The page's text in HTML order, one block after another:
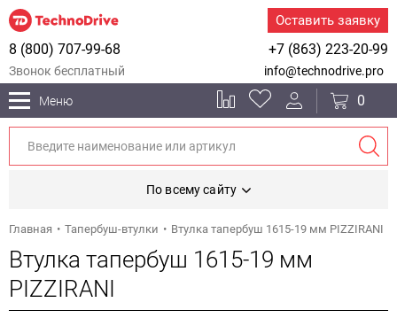
Оставить заявку
+7 (863) 223-20-99
8 (800) 707-99-68
Звонок бесплатный info@technodrive.pro
Меню 0
По всему сайту
Главная Тапербуш-втулки Втулка тапербуш 1615-19 мм PIZZIRANI
Втулка тапербуш 1615-19 мм
PIZZIRANI